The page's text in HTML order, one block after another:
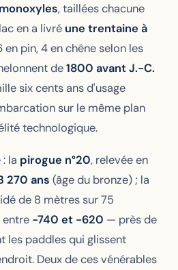
, taillées chacune
en a livré une trentaine à
en pin, 4 en chêne selon les
de1800 avant J.-C.
six cents ans d'usage
sur le même plan
technologique.
la pirogue n°20, relevée en
270 ans (âge du bronze) ; la
de 8 mètres sur 75
entre -740 et -620 — près de
les paddles qui glissent
Deux de ces vénérables